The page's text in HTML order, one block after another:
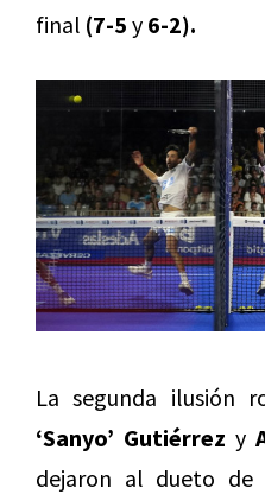
final (7-5 y 6-2).
La segunda ilusión
‘Sanyo’ Gutiérrez y
dejaron al dueto